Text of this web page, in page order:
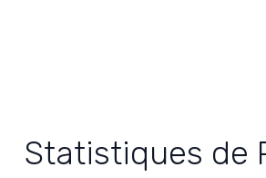
Statistiques de